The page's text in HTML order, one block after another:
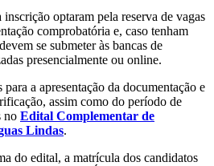
optaram pela reserva de vagas
comprobatória e, caso tenham
se submeter às bancas de
presencialmente ou online.
a apresentação da documentação e
assim como do período de
no Edital Complementar de
Lindas.
do edital, a matrícula dos candidatos